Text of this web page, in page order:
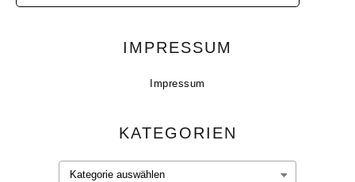
IMPRESSUM
Impressum
KATEGORIEN
Kategorien